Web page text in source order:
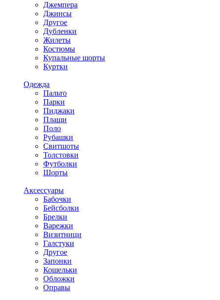
Джемпера
Джинсы
Другое
Дубленки
Жилеты
Костюмы
Купальные шорты
Куртки
Одежда
Пальто
Парки
Пиджаки
Плащи
Поло
Рубашки
Свитшоты
Толстовки
Футболки
Шорты
Аксессуары
Бабочки
Бейсболки
Брелки
Варежки
Визитници
Галстуки
Другое
Запонки
Кошельки
Обложки
Оправы